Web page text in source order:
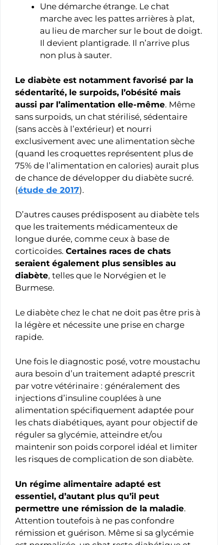
Une démarche étrange. Le chat
marche avec les pattes arrières à plat,
au lieu de marcher sur le bout de doigt.
Il devient plantigrade. Il n’arrive plus
non plus à sauter.
Le diabète est notamment favorisé par la
sédentarité, le surpoids, l’obésité mais
aussi par l’alimentation elle-même. Même
sans surpoids, un chat stérilisé, sédentaire
(sans accès à l’extérieur) et nourri
exclusivement avec une alimentation sèche
(quand les croquettes représentent plus de
75% de l’alimentation en calories) aurait plus
de chance de développer du diabète sucré.
(étude de 2017).
D’autres causes prédisposent au diabète tels
que les traitements médicamenteux de
longue durée, comme ceux à base de
corticoïdes. Certaines races de chats
seraient également plus sensibles au
diabète, telles que le Norvégien et le
Burmese.
Le diabète chez le chat ne doit pas être pris à
la légère et nécessite une prise en charge
rapide.
Une fois le diagnostic posé, votre moustachu
aura besoin d’un traitement adapté prescrit
par votre vétérinaire : généralement des
injections d’insuline couplées à une
alimentation spécifiquement adaptée pour
les chats diabétiques, ayant pour objectif de
réguler sa glycémie, atteindre et/ou
maintenir son poids corporel idéal et limiter
les risques de complication de son diabète.
Un régime alimentaire adapté est
essentiel, d’autant plus qu’il peut
permettre une rémission de la maladie.
Attention toutefois à ne pas confondre
rémission et guérison. Même si sa glycémie